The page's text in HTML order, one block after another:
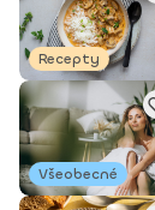
Recepty
Všeobecné